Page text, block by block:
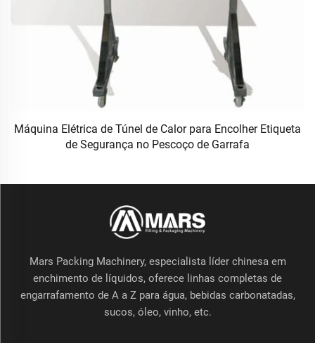
Máquina Elétrica de Túnel de Calor para Encolher Etiqueta
de Segurança no Pescoço de Garrafa
Mars Packing Machinery, especialista líder chinesa em
enchimento de líquidos, oferece linhas completas de
engarrafamento de A a Z para água, bebidas carbonatadas,
sucos, óleo, vinho, etc.